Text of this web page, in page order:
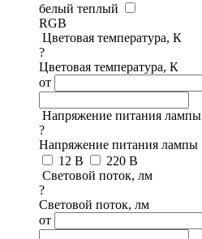
белый теплый
RGB
Цветовая температура, К
?
Цветовая температура, К
от
Напряжение питания лампы
?
Напряжение питания лампы
12 В
220 В
Световой поток, лм
?
Световой поток, лм
от